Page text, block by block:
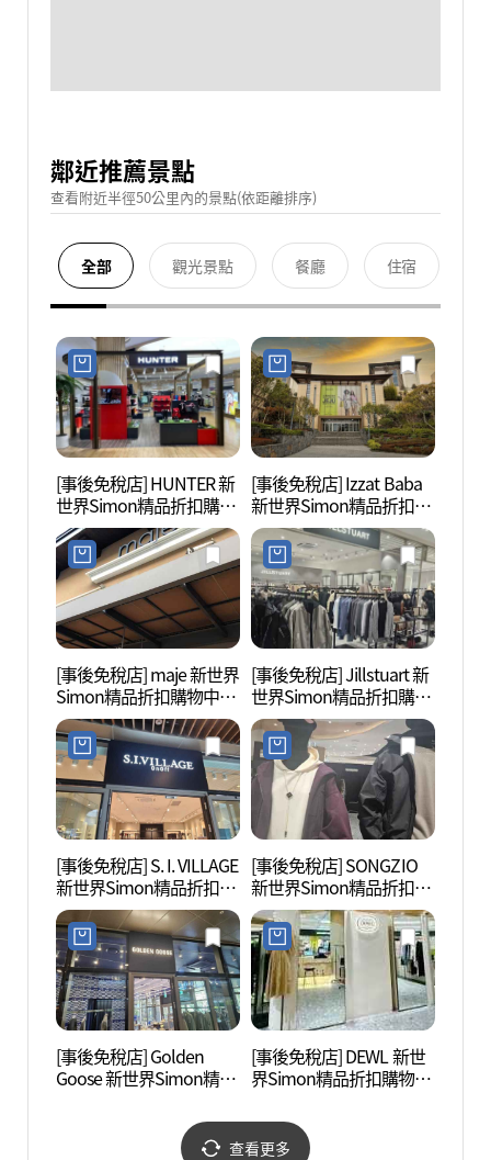
鄰近推薦景點
查看附近半徑50公里內的景點(依距離排序)
全部 觀光景點 餐廳 住宿
[事後免稅店] HUNTER 新
世界Simon精品折扣購物
中心濟州店(헌터 신세계
사이먼프리미엄 아울렛
제주점)
[事後免稅店] Izzat Baba
新世界Simon精品折扣購
物中心濟州店(아이잗바
바 신세계사이먼프리미
엄아울렛 제주점)
[事後免稅店] maje 新世界
Simon精品折扣購物中心
濟州店(마쥬 신세계사이
먼프리미엄아울렛 제주
점)
[事後免稅店] Jillstuart 新
世界Simon精品折扣購物
中心濟州店(질스튜어트
신세계사이먼프리미엄아
울렛 제주점)
[事後免稅店] S. I. VILLAGE
新世界Simon精品折扣購
物中心濟州店(SI빌리지
신세계사이먼프리미엄아
울렛 제주점)
[事後免稅店] SONGZIO
新世界Simon精品折扣購
物中心濟州店(송지오 신
세계사이먼프리미엄 아
울렛 제주점)
[事後免稅店] Golden
Goose 新世界Simon精品
든구스 신세계사이먼프
리미엄아울렛 제주점)
[事後免稅店] DEWL 新世
界Simon精品折扣購物中
이먼프리미엄 아울렛 제
주점)
查看更多